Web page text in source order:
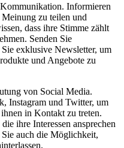
Informieren​
⁣zu⁤ teilen und
dass ihre Stimme zählt
Senden Sie
exklusive Newsletter, um
und Angebote zu
von Social Media.
Instagram und Twitter, um
in Kontakt zu treten.
ihre Interessen ansprechen
auch die Möglichkeit,